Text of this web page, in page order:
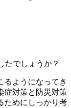
でしょうか？
るようになってき
症対策と防災対策
ためにしっかり考